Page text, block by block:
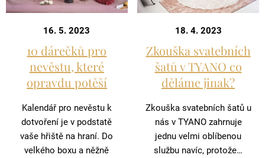
16. 5. 2023
10 dárečků pro
nevěstu, které
opravdu potěší
Kalendář pro nevěstu k
dotvoření je v podstatě
vaše hřiště na hraní. Do
velkého boxu a něžně
18. 4. 2023
Zkouška svatebních
šatů v TYANO co
děláme jinak?
Zkouška svatebních šatů u
nás v TYANO zahrnuje
jednu velmi oblíbenou
službu navíc, protože…